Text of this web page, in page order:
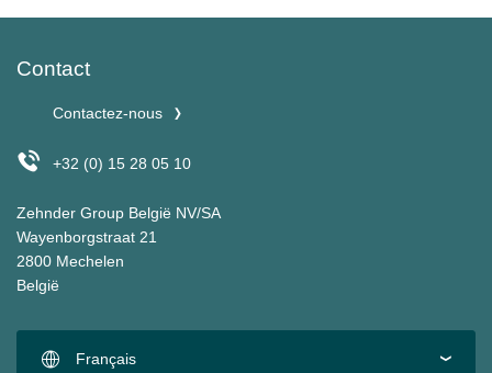
Contact
Contactez-nous
+32 (0) 15 28 05 10
Zehnder Group België NV/SA
Wayenborgstraat 21
2800 Mechelen
België
Français